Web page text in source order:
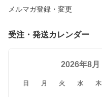
メルマガ登録・変更
受注・発送カレンダー
2026年8月
日 月 火 水 木